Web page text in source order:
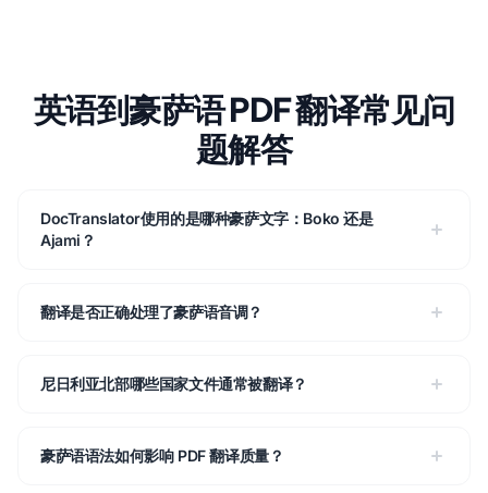
英语到豪萨语 PDF 翻译常见问
题解答
DocTranslator使用的是哪种豪萨文字：Boko 还是
Ajami？
翻译是否正确处理了豪萨语音调？
尼日利亚北部哪些国家文件通常被翻译？
豪萨语语法如何影响 PDF 翻译质量？